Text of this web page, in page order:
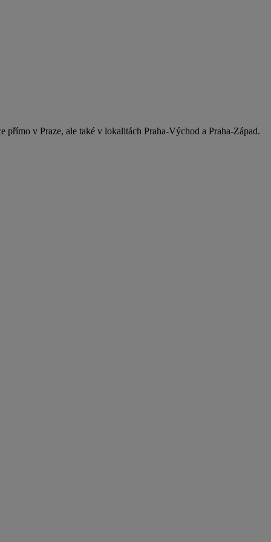
v Praze, ale také v lokalitách Praha-Východ a Praha-Západ.